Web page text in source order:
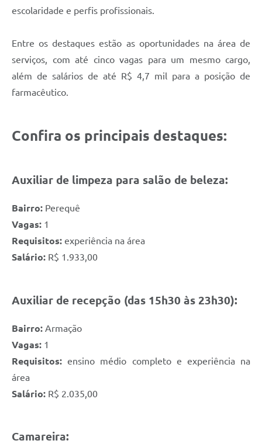
escolaridade e perfis profissionais.
Entre os destaques estão as oportunidades na área de
serviços, com até cinco vagas para um mesmo cargo,
além de salários de até R$ 4,7 mil para a posição de
farmacêutico.
Confira os principais destaques:
Auxiliar de limpeza para salão de beleza:
Bairro: Perequê
Vagas: 1
Requisitos: experiência na área
Salário: R$ 1.933,00
Auxiliar de recepção (das 15h30 às 23h30):
Bairro: Armação
Vagas: 1
Requisitos: ensino médio completo e experiência na
área
Salário: R$ 2.035,00
Camareira: